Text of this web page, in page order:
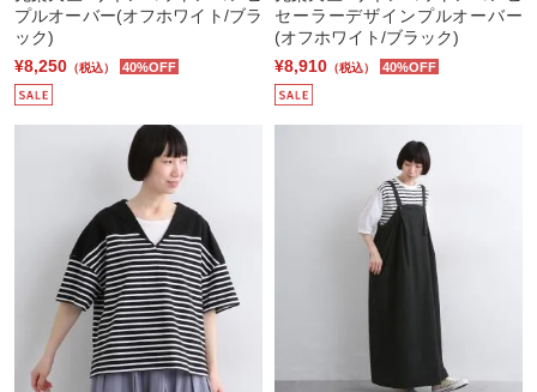
プルオーバー(オフホワイト/ブラ
ック)
¥8,250 （税込） 40%OFF
セーラーデザインプルオーバー
(オフホワイト/ブラック)
¥8,910 （税込） 40%OFF